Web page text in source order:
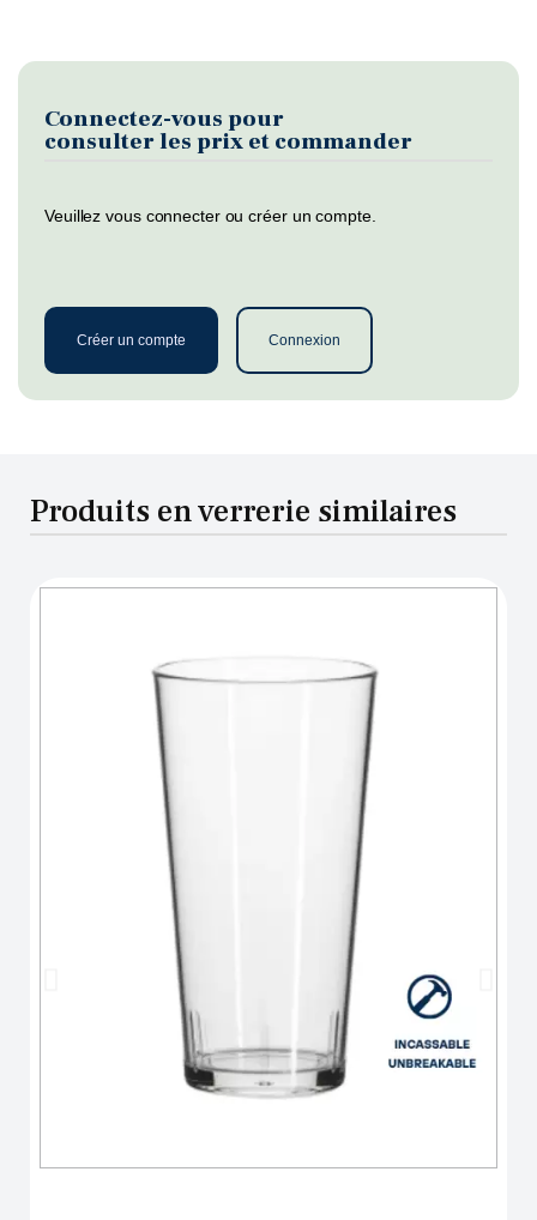
Connectez-vous pour
consulter les prix et commander
Veuillez vous connecter ou créer un compte.
Créer un compte Connexion
Produits en verrerie similaires